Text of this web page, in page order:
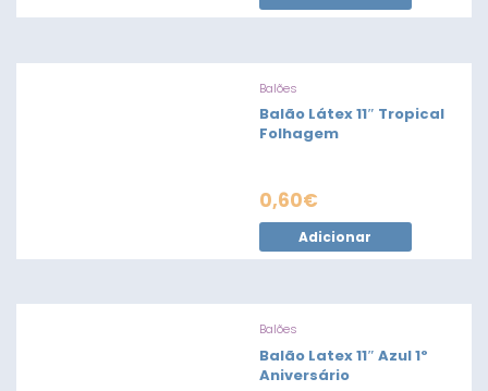
Balões
Balão Látex 11″ Tropical
Folhagem
0,60€
Adicionar
Balões
Balão Latex 11″ Azul 1º
Aniversário